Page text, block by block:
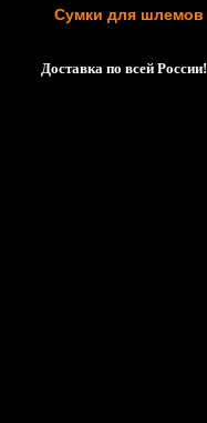
Сумки для шлемов
Доставка по всей России!